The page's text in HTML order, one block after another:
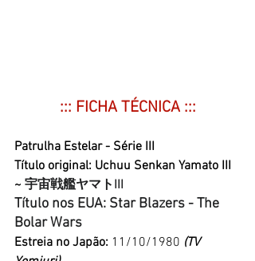
::: FICHA TÉCNICA :::
Patrulha Estelar - Série III
Título original: Uchuu Senkan Yamato III
~ 宇宙戦艦ヤマトIII
Título nos EUA: Star Blazers - The
Bolar Wars
Estreia no Japão: 11/10/1980 (TV